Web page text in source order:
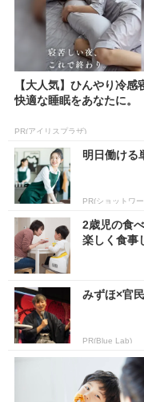
【大人気】ひんやり冷感
快適な睡眠をあなたに。
PR(アイリスプラザ)
明日働ける
PR(ショットワ
2歳児の食
楽しく食事
みずほ×官
PR(Blue Lab)